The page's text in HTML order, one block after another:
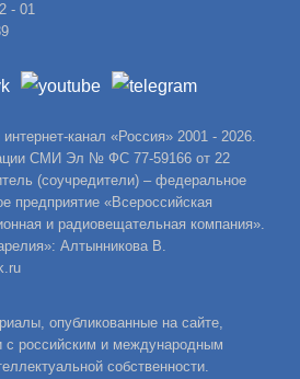
- 01
канал «Россия» 2001 - 2026.
СМИ Эл № ФС 77-59166 от 22
(соучредители) – федеральное
предприятие «Всероссийская
и радиовещательная компания».
Алтынникова В.
опубликованные на сайте,
с российским и международным
собственности.